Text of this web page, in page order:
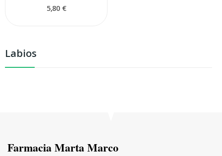
Labios
5,80 €
Farmacia Marta Marco